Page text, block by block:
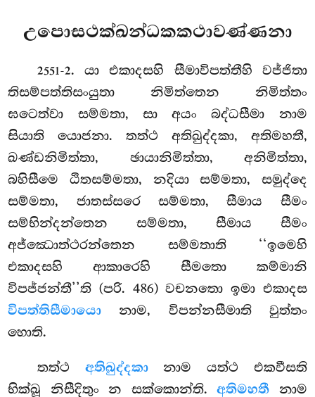
උපොසථක්ඛන්ධකකථාවණ්ණනා
2551-2. යා එකාදසහි සීමාවිපත්තීහි වජ්ජිතා
තිසම්පත්තිසංයුතා නිමිත්තෙන නිමිත්තං
ඝටෙත්වා සම්මතා, සා අයං බද්ධසීමා නාම
සියාති යොජනා. තත්ථ අතිඛුද්දකා, අතිමහතී,
ඛණ්ඩනිමිත්තා, ඡායානිමිත්තා, අනිමිත්තා,
බහිසීමෙ ඨිතසම්මතා, නදියා සම්මතා, සමුද්දෙ
සම්මතා, ජාතස්සරෙ සම්මතා, සීමාය සීමං
සම්භින්දන්තෙන සම්මතා, සීමාය සීමං
අජ්ඣොත්ථරන්තෙන සම්මතාති ‘‘ඉමෙහි
එකාදසහි ආකාරෙහි සීමතො කම්මානි
විපජ්ජන්තී’’ති (පරි. 486) වචනතො ඉමා එකාදස
විපත්තිසීමායො නාම, විපන්නසීමාති වුත්තං
හොති.
තත්ථ අතිඛුද්දකානාම යත්ථ එකවීසති
භික්ඛූ නිසීදිතුං න සක්කොන්ති.අතිමහතී නාම